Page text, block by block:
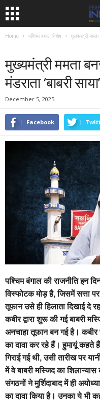
Home पश्चिम बंगाल विशेष मुख्यमंत्री ममता
मुख्यमंत्री ममता
मंडराता ‘बाबरी साया’
December 5, 2025
Facebook
पश्चिम बंगाल की राजनीति इन
विस्फोटक मोड़ है, जिसमें सत्ता
तूफान उसे ही हिलाता दिखाई दे
कबीर द्वारा शुरू की गई बाबरी
अनचाहा तूफान बन गई है। कबीर
का दावा कर रहे हैं। हुमायूं कहते
गिराई गई थी, उसी तारीख पर
में वे बाबरी मस्जिद का
संगठनों ने मुर्शिदाबाद में ही
का दावा किया है। उनका ये भी